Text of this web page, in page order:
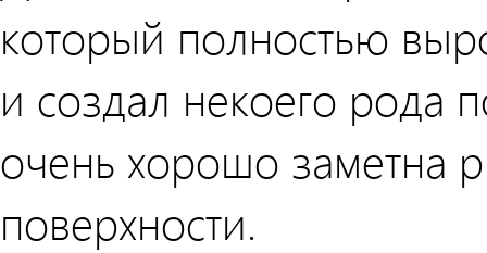
который полностью
и создал некоего рода
очень хорошо заметна
поверхности.